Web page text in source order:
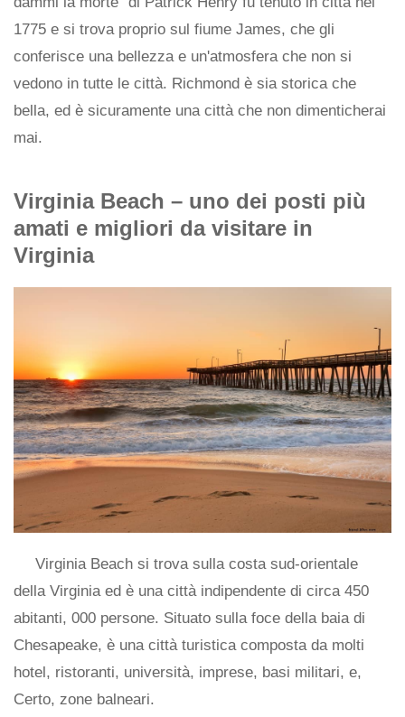
1775 e si trova proprio sul fiume James, che gli
conferisce una bellezza e un'atmosfera che non si
vedono in tutte le città. Richmond è sia storica che
bella, ed è sicuramente una città che non dimenticherai
mai.
Virginia Beach – uno dei posti più
amati e migliori da visitare in
Virginia
Virginia Beach si trova sulla costa sud-orientale
della Virginia ed è una città indipendente di circa 450
abitanti, 000 persone. Situato sulla foce della baia di
Chesapeake, è una città turistica composta da molti
hotel, ristoranti, università, imprese, basi militari, e,
Certo, zone balneari.